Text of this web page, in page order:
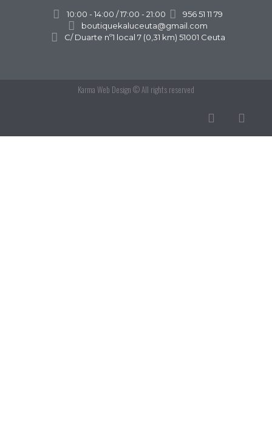
10:00 - 14:00 / 17:00 - 21:00
956 51 11 79
boutiquekaluceuta@gmail.com
C/ Duarte nº1 local 7 (0,31 km) 51001 Ceuta
Karma Web Design © All rights reserved